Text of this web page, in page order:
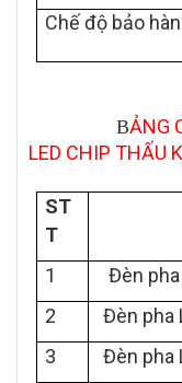
Chế độ bảo
BẢNG
LED CHIP THẤU
ST
T
1 Đèn
2
Đèn pha
3
Đèn pha